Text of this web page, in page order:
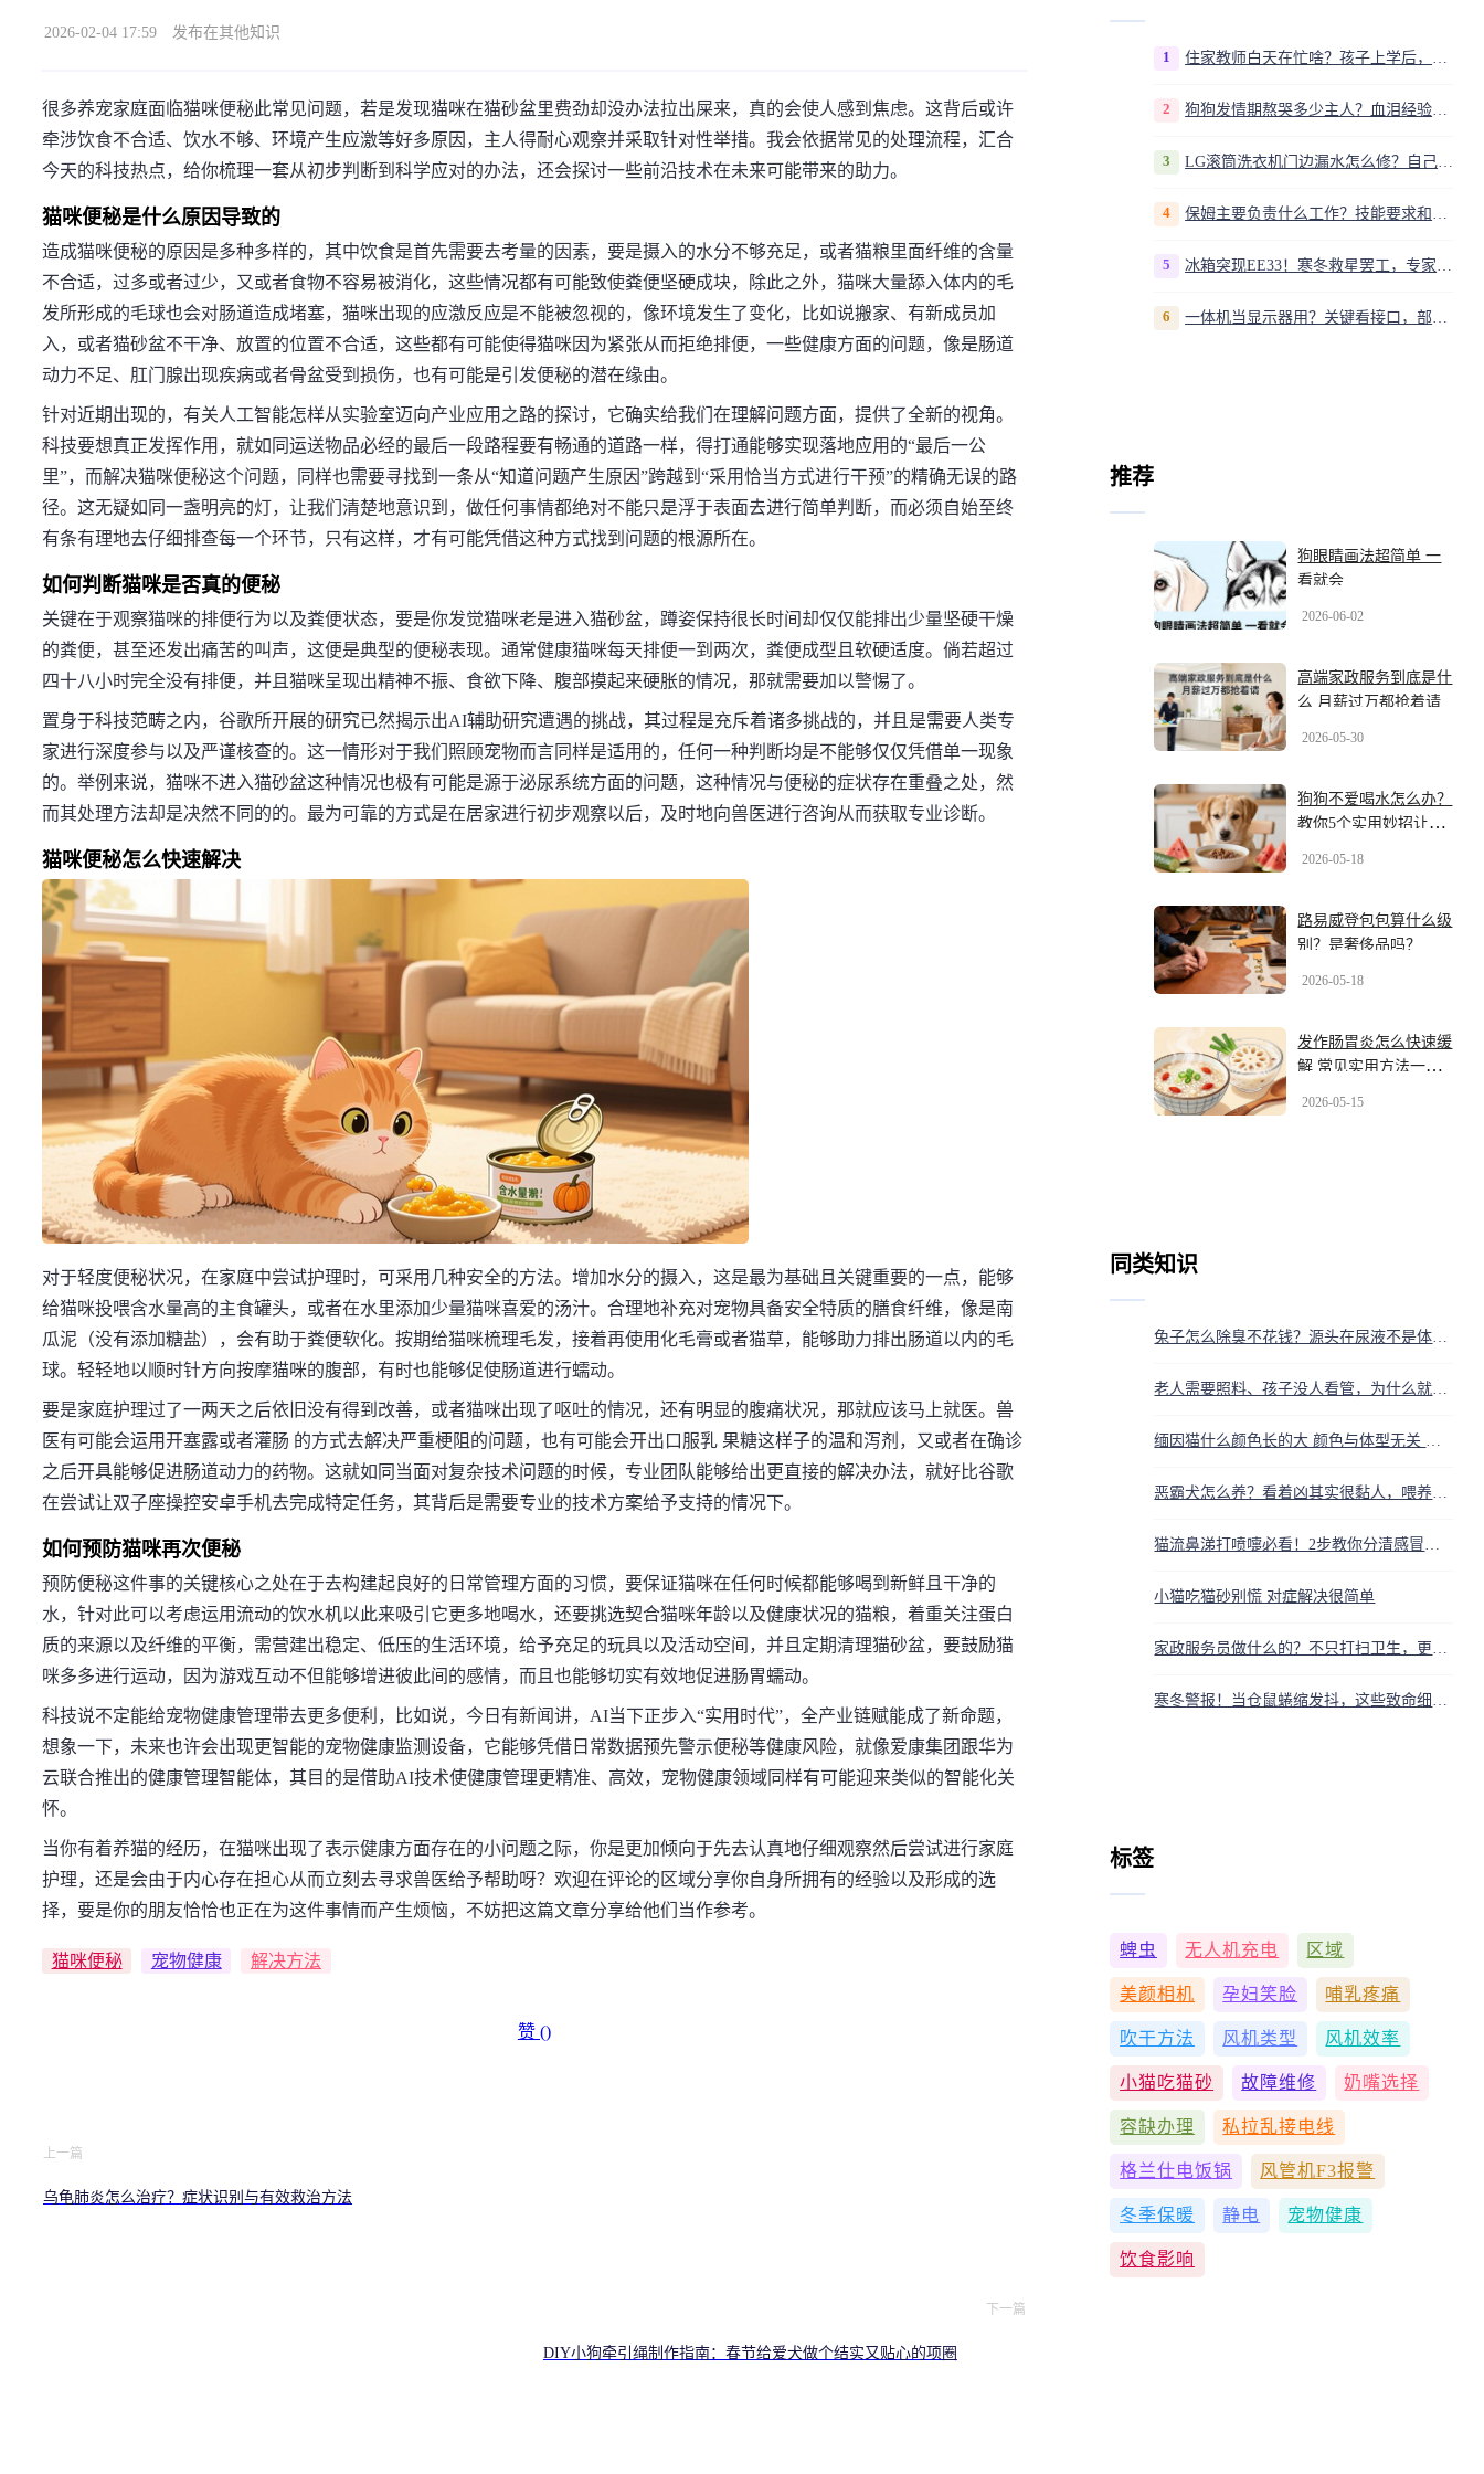
2026-02-04 17:59 发布在其他知识
很多养宠家庭面临猫咪便秘此常见问题，若是发现猫咪在猫砂盆里费劲却没办法拉出屎来，真的会使人感到焦虑。这背后或许
牵涉饮食不合适、饮水不够、环境产生应激等好多原因，主人得耐心观察并采取针对性举措。我会依据常见的处理流程，汇合
今天的科技热点，给你梳理一套从初步判断到科学应对的办法，还会探讨一些前沿技术在未来可能带来的助力。
猫咪便秘是什么原因导致的
造成猫咪便秘的原因是多种多样的，其中饮食是首先需要去考量的因素，要是摄入的水分不够充足，或者猫粮里面纤维的含量
不合适，过多或者过少，又或者食物不容易被消化，这些情况都有可能致使粪便坚硬成块，除此之外，猫咪大量舔入体内的毛
发所形成的毛球也会对肠道造成堵塞，猫咪出现的应激反应是不能被忽视的，像环境发生了变化，比如说搬家、有新成员加
入，或者猫砂盆不干净、放置的位置不合适，这些都有可能使得猫咪因为紧张从而拒绝排便，一些健康方面的问题，像是肠道
动力不足、肛门腺出现疾病或者骨盆受到损伤，也有可能是引发便秘的潜在缘由。
针对近期出现的，有关人工智能怎样从实验室迈向产业应用之路的探讨，它确实给我们在理解问题方面，提供了全新的视角。
科技要想真正发挥作用，就如同运送物品必经的最后一段路程要有畅通的道路一样，得打通能够实现落地应用的“最后一公
里”，而解决猫咪便秘这个问题，同样也需要寻找到一条从“知道问题产生原因”跨越到“采用恰当方式进行干预”的精确无误的路
径。这无疑如同一盏明亮的灯，让我们清楚地意识到，做任何事情都绝对不能只是浮于表面去进行简单判断，而必须自始至终
有条有理地去仔细排查每一个环节，只有这样，才有可能凭借这种方式找到问题的根源所在。
如何判断猫咪是否真的便秘
关键在于观察猫咪的排便行为以及粪便状态，要是你发觉猫咪老是进入猫砂盆，蹲姿保持很长时间却仅仅能排出少量坚硬干燥
的粪便，甚至还发出痛苦的叫声，这便是典型的便秘表现。通常健康猫咪每天排便一到两次，粪便成型且软硬适度。倘若超过
四十八小时完全没有排便，并且猫咪呈现出精神不振、食欲下降、腹部摸起来硬胀的情况，那就需要加以警惕了。
置身于科技范畴之内，谷歌所开展的研究已然揭示出AI辅助研究遭遇的挑战，其过程是充斥着诸多挑战的，并且是需要人类专
家进行深度参与以及严谨核查的。这一情形对于我们照顾宠物而言同样是适用的，任何一种判断均是不能够仅仅凭借单一现象
的。举例来说，猫咪不进入猫砂盆这种情况也极有可能是源于泌尿系统方面的问题，这种情况与便秘的症状存在重叠之处，然
而其处理方法却是决然不同的的。最为可靠的方式是在居家进行初步观察以后，及时地向兽医进行咨询从而获取专业诊断。
猫咪便秘怎么快速解决
对于轻度便秘状况，在家庭中尝试护理时，可采用几种安全的方法。增加水分的摄入，这是最为基础且关键重要的一点，能够
给猫咪投喂含水量高的主食罐头，或者在水里添加少量猫咪喜爱的汤汁。合理地补充对宠物具备安全特质的膳食纤维，像是南
瓜泥（没有添加糖盐），会有助于粪便软化。按期给猫咪梳理毛发，接着再使用化毛膏或者猫草，能够助力排出肠道以内的毛
球。轻轻地以顺时针方向按摩猫咪的腹部，有时也能够促使肠道进行蠕动。
要是家庭护理过了一两天之后依旧没有得到改善，或者猫咪出现了呕吐的情况，还有明显的腹痛状况，那就应该马上就医。兽
医有可能会运用开塞露或者灌肠 的方式去解决严重梗阻的问题，也有可能会开出口服乳 果糖这样子的温和泻剂，又或者在确诊
之后开具能够促进肠道动力的药物。这就如同当面对复杂技术问题的时候，专业团队能够给出更直接的解决办法，就好比谷歌
在尝试让双子座操控安卓手机去完成特定任务，其背后是需要专业的技术方案给予支持的情况下。
如何预防猫咪再次便秘
预防便秘这件事的关键核心之处在于去构建起良好的日常管理方面的习惯，要保证猫咪在任何时候都能够喝到新鲜且干净的
水，针对此可以考虑运用流动的饮水机以此来吸引它更多地喝水，还要挑选契合猫咪年龄以及健康状况的猫粮，着重关注蛋白
质的来源以及纤维的平衡，需营建出稳定、低压的生活环境，给予充足的玩具以及活动空间，并且定期清理猫砂盆，要鼓励猫
咪多多进行运动，因为游戏互动不但能够增进彼此间的感情，而且也能够切实有效地促进肠胃蠕动。
科技说不定能给宠物健康管理带去更多便利，比如说，今日有新闻讲，AI当下正步入“实用时代”，全产业链赋能成了新命题，
想象一下，未来也许会出现更智能的宠物健康监测设备，它能够凭借日常数据预先警示便秘等健康风险，就像爱康集团跟华为
云联合推出的健康管理智能体，其目的是借助AI技术使健康管理更精准、高效，宠物健康领域同样有可能迎来类似的智能化关
怀。
当你有着养猫的经历，在猫咪出现了表示健康方面存在的小问题之际，你是更加倾向于先去认真地仔细观察然后尝试进行家庭
护理，还是会由于内心存在担心从而立刻去寻求兽医给予帮助呀？欢迎在评论的区域分享你自身所拥有的经验以及形成的选
择，要是你的朋友恰恰也正在为这件事情而产生烦恼，不妨把这篇文章分享给他们当作参考。
猫咪便秘 宠物健康 解决方法
赞 ()
上一篇
乌龟肺炎怎么治疗？症状识别与有效救治方法
下一篇
DIY小狗牵引绳制作指南：春节给爱犬做个结实又贴心的项圈
1 住家教师白天在忙啥？孩子上学后，我是家庭运营官
2 狗狗发情期熬哭多少主人？血泪经验告诉你，这20多天到底该怎么熬
3 LG滚筒洗衣机门边漏水怎么修？自己动手换密封圈教程视频
4 保姆主要负责什么工作？技能要求和职责解析
5 冰箱突现EE33！寒冬救星罢工，专家揭秘竟是无解故障？
6 一体机当显示器用？关键看接口，部分型号支持
推荐
狗眼睛画法超简单 一
看就会
2026-06-02
高端家政服务到底是什
么 月薪过万都抢着请
2026-05-30
狗狗不爱喝水怎么办？
教你5个实用妙招让狗
2026-05-18
路易威登包包算什么级
别？是奢侈品吗？
2026-05-18
发作肠胃炎怎么快速缓
解 常见实用方法一文
2026-05-15
同类知识
小猫吃猫砂别慌 对症解决很简单
标签
蜱虫 无人机充电 区域
美颜相机 孕妇笑脸 哺乳疼痛
吹干方法 风机类型 风机效率
小猫吃猫砂 故障维修 奶嘴选择
容缺办理 私拉乱接电线
格兰仕电饭锅 风管机F3报警
冬季保暖 静电 宠物健康
饮食影响